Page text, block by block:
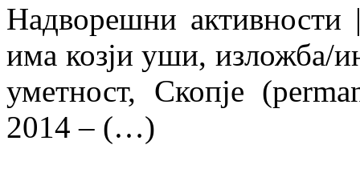
Надворешни
има козји уши, изложба/
уметност, Скопје
2014 – (…)